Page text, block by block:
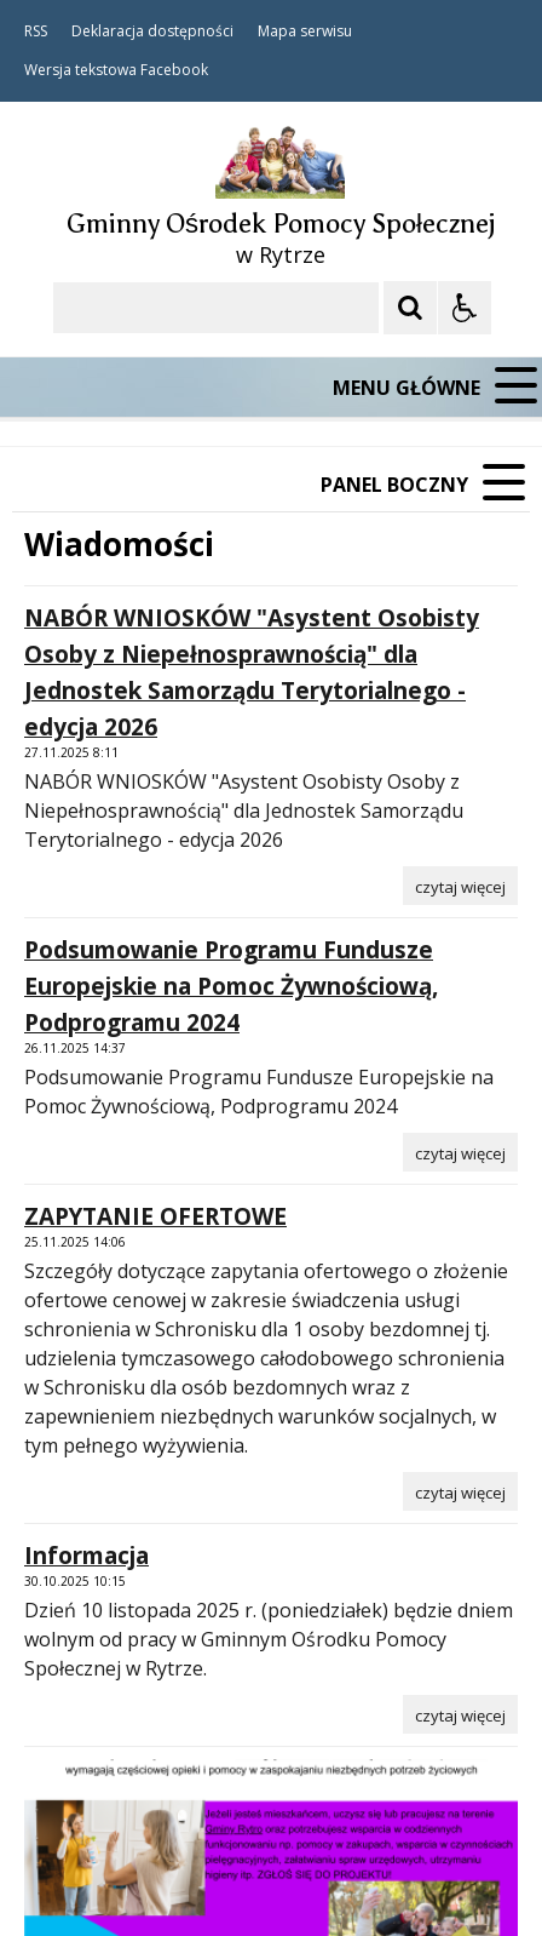
RSS Deklaracja dostępności
Mapa serwisu
Wersja tekstowa Facebook
Gminny Ośrodek Pomocy Społecznej
w Rytrze
MENU GŁÓWNE
PANEL BOCZNY
Wiadomości
Treść
NABÓR WNIOSKÓW "Asystent Osobisty
Osoby z Niepełnosprawnością" dla
Jednostek Samorządu Terytorialnego -
edycja 2026
27.11.2025 8:11
NABÓR WNIOSKÓW "Asystent Osobisty Osoby z
Niepełnosprawnością" dla Jednostek Samorządu
Terytorialnego - edycja 2026
czytaj więcej
Podsumowanie Programu Fundusze
Europejskie na Pomoc Żywnościową,
Podprogramu 2024
26.11.2025 14:37
Podsumowanie Programu Fundusze Europejskie na
Pomoc Żywnościową, Podprogramu 2024
czytaj więcej
ZAPYTANIE OFERTOWE
25.11.2025 14:06
Szczegóły dotyczące zapytania ofertowego o złożenie
ofertowe cenowej w zakresie świadczenia usługi
schronienia w Schronisku dla 1 osoby bezdomnej tj.
udzielenia tymczasowego całodobowego schronienia
w Schronisku dla osób bezdomnych wraz z
zapewnieniem niezbędnych warunków socjalnych, w
tym pełnego wyżywienia.
czytaj więcej
Informacja
30.10.2025 10:15
Dzień 10 listopada 2025 r. (poniedziałek) będzie dniem
wolnym od pracy w Gminnym Ośrodku Pomocy
Społecznej w Rytrze.
czytaj więcej